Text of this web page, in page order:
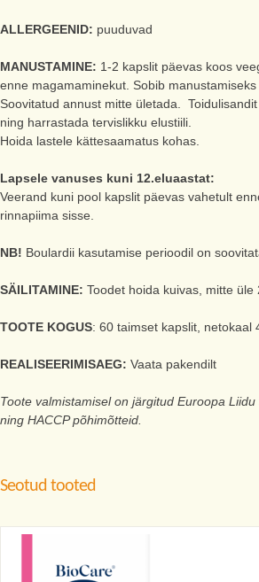
ALLERGEENID: puuduvad
MANUSTAMINE: 1-2 kapslit päevas koos
enne magamaminekut. Sobib
Soovitatud annust mitte ületada.
ning harrastada tervislikku elustiili.
Hoida lastele kättesaamatus kohas.
Lapsele vanuses kuni 12.eluaastat:
Veerand kuni pool kapslit päevas vahetult
rinnapiima sisse.
NB! Boulardii kasutamise perioodil on
SÄILITAMINE: Toodet hoida kuivas, mitte
TOOTE KOGUS: 60 taimset kapslit, netokaal
REALISEERIMISAEG: Vaata pakendilt
Toote valmistamisel on järgitud Euroopa
ning HACCP põhimõtteid.
Seotud tooted